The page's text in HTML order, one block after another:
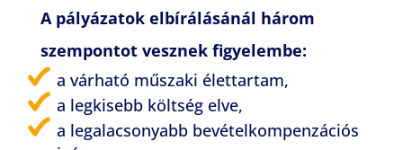
A pályázatok elbírálásánál három
szempontot vesznek figyelembe:
a várható műszaki élettartam,
a legkisebb költség elve,
a legalacsonyabb bevételkompenzációs